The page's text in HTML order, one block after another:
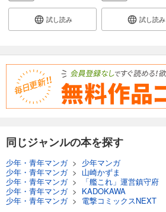
試し読み 試し読み
同じジャンルの本を探す
少年・青年マンガ> 少年マンガ
少年・青年マンガ> 山崎かずま
少年・青年マンガ>
「艦これ」運営鎮守府
少年・青年マンガ> KADOKAWA
少年・青年マンガ> 電撃コミックスNEXT